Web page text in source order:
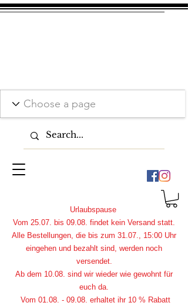
Urlaubspause
Vom 25.07. bis 09.08. findet kein Versand statt.
Alle Bestellungen, die bis zum 31.07., 15:00 Uhr
eingehen und bezahlt sind, werden noch
versendet.
Ab dem 10.08. sind wir wieder wie gewohnt für
euch da.
Vom 01.08. - 09.08. erhaltet ihr 10 % Rabatt